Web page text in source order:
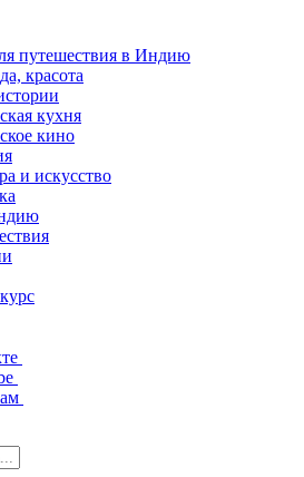
путешествия в Индию
красота
кухня
кино
и искусство